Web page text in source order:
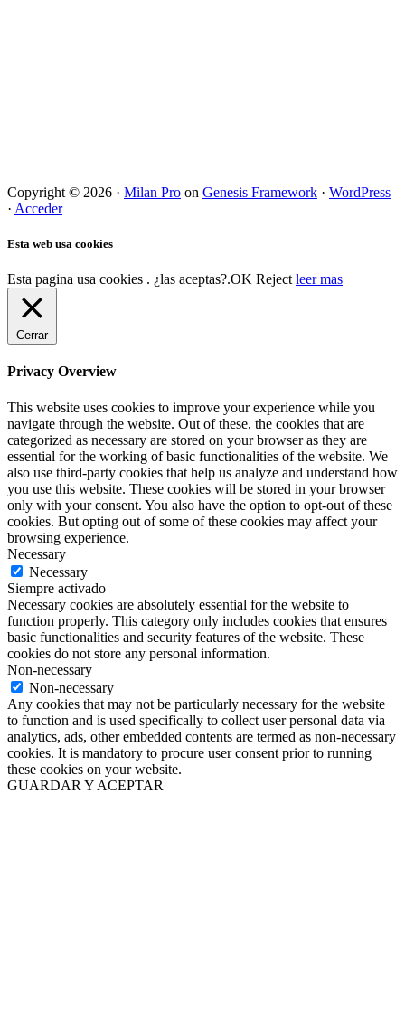
Copyright © 2026 · Milan Pro on Genesis Framework · WordPress
· Acceder
Esta web usa cookies
Esta pagina usa cookies . ¿las aceptas?.OK Reject leer mas
Cerrar
Privacy Overview
This website uses cookies to improve your experience while you
navigate through the website. Out of these, the cookies that are
categorized as necessary are stored on your browser as they are
essential for the working of basic functionalities of the website. We
also use third-party cookies that help us analyze and understand how
you use this website. These cookies will be stored in your browser
only with your consent. You also have the option to opt-out of these
cookies. But opting out of some of these cookies may affect your
browsing experience.
Necessary
Necessary
Siempre activado
Necessary cookies are absolutely essential for the website to
function properly. This category only includes cookies that ensures
basic functionalities and security features of the website. These
cookies do not store any personal information.
Non-necessary
Non-necessary
Any cookies that may not be particularly necessary for the website
to function and is used specifically to collect user personal data via
analytics, ads, other embedded contents are termed as non-necessary
cookies. It is mandatory to procure user consent prior to running
these cookies on your website.
GUARDAR Y ACEPTAR